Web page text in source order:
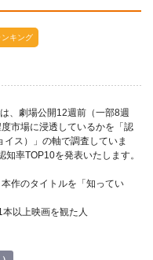
ンキング
、劇場公開12週前（一部8週
市場に浸透しているかを「認
ス）」の軸で調査していま
率TOP10を発表いたします。
作のタイトルを「知ってい
以上映画を観た人